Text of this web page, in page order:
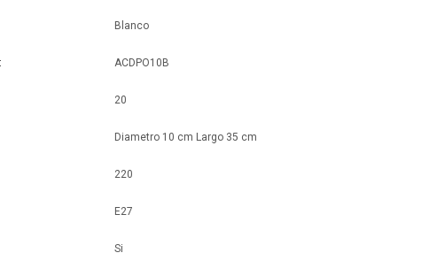
Blanco
ACDPO10B
20
Diametro 10 cm Largo 35 cm
220
E27
Si